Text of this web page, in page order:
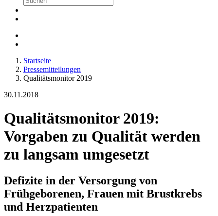
Startseite
Pressemitteilungen
Qualitätsmonitor 2019
30.11.2018
Qualitätsmonitor 2019:
Vorgaben zu Qualität werden
zu langsam umgesetzt
Defizite in der Versorgung von
Frühgeborenen, Frauen mit Brustkrebs
und Herzpatienten